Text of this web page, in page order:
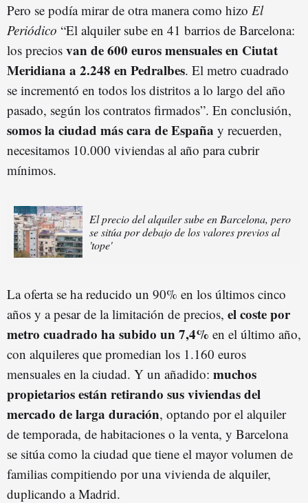
Pero se podía mirar de otra manera como hizo El
Periódico “El alquiler sube en 41 barrios de Barcelona:
los precios van de 600 euros mensuales en Ciutat
Meridiana a 2.248 en Pedralbes. El metro cuadrado
se incrementó en todos los distritos a lo largo del año
pasado, según los contratos firmados”. En conclusión,
somos la ciudad más cara de España y recuerden,
necesitamos 10.000 viviendas al año para cubrir
mínimos.
El precio del alquiler sube en Barcelona, pero
se sitúa por debajo de los valores previos al
'tope'
La oferta se ha reducido un 90% en los últimos cinco
años y a pesar de la limitación de precios, el coste por
metro cuadrado ha subido un 7,4% en el último año,
con alquileres que promedian los 1.160 euros
mensuales en la ciudad. Y un añadido: muchos
propietarios están retirando sus viviendas del
mercado de larga duración, optando por el alquiler
de temporada, de habitaciones o la venta, y Barcelona
se sitúa como la ciudad que tiene el mayor volumen de
familias compitiendo por una vivienda de alquiler,
duplicando a Madrid.